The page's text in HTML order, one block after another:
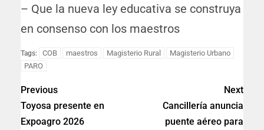
– Que la nueva ley educativa se construya
en consenso con los maestros
Tags: COB maestros Magisterio Rural
Magisterio Urbano
PARO
Previous
Toyosa presente en
Expoagro 2026
Next
Cancillería anuncia
puente aéreo para